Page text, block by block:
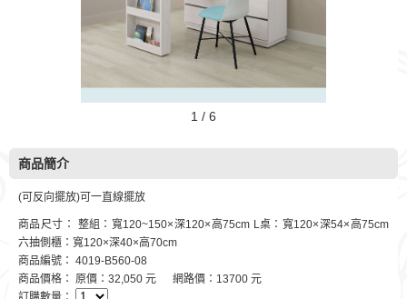
1 / 6
商品簡介
(可反向擺放)可一直線擺放
商品尺寸： 整組：寬120~150×深120×高75cm L桌：寬120×深54×高75cm
六抽側櫃：寬120×深40×高70cm
商品編號： 4019-B560-08
商品價格： 原價：32,050 元 網路價：13700 元